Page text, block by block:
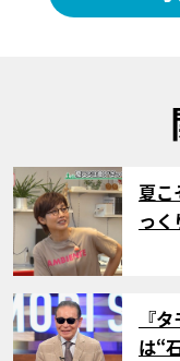
サムネ
夏こ
っ
サムネ
『
は“